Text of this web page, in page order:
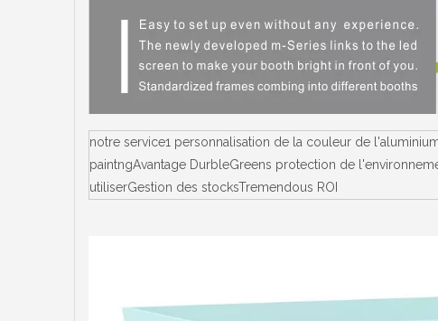
notre service1 personnalisation de la couleur de
paintngAvantage DurbleGreens protection de
utiliserGestion des stocksTremendous ROI